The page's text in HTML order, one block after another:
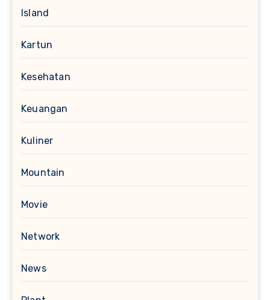
Island
Kartun
Kesehatan
Keuangan
Kuliner
Mountain
Movie
Network
News